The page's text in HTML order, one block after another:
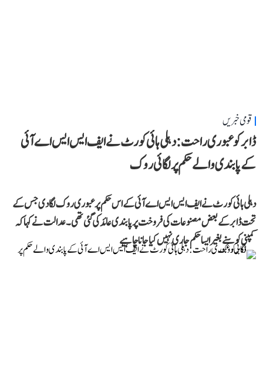
قومی خبریں
ڈابر کو عبوری راحت: دہلی ہائی کورٹ نے ایف ایس ایس اے آئی
کے پابندی والے حکم پر لگائی روک
دہلی ہائی کورٹ نے ایف ایس ایس اے آئی کے اس حکم پر عبوری روک لگا دی جس کے
تحت ڈابر کے بعض مصنوعات کی فروخت پر پابندی عائد کی گئی تھی۔ عدالت نے کہا کہ
کمپنی کو سنے بغیر ایسا حکم جاری نہیں کیا جانا چاہیے